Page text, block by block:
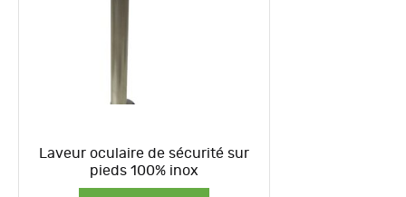
Laveur oculaire de sécurité sur
pieds 100% inox